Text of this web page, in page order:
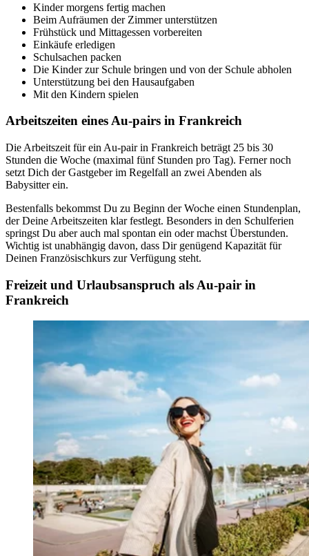
Kinder morgens fertig machen
Beim Aufräumen der Zimmer unterstützen
Frühstück und Mittagessen vorbereiten
Einkäufe erledigen
Schulsachen packen
Die Kinder zur Schule bringen und von der Schule abholen
Unterstützung bei den Hausaufgaben
Mit den Kindern spielen
Arbeitszeiten eines Au-pairs in Frankreich
Die Arbeitszeit für ein Au-pair in Frankreich beträgt 25 bis 30
Stunden die Woche (maximal fünf Stunden pro Tag). Ferner noch
setzt Dich der Gastgeber im Regelfall an zwei Abenden als
Babysitter ein.
Bestenfalls bekommst Du zu Beginn der Woche einen Stundenplan,
der Deine Arbeitszeiten klar festlegt. Besonders in den Schulferien
springst Du aber auch mal spontan ein oder machst Überstunden.
Wichtig ist unabhängig davon, dass Dir genügend Kapazität für
Deinen Französischkurs zur Verfügung steht.
Freizeit und Urlaubsanspruch als Au-pair in
Frankreich